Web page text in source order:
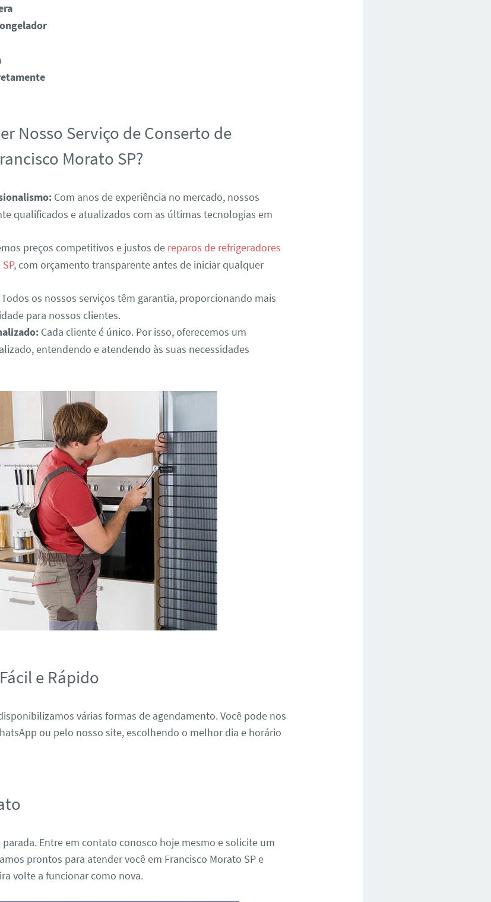
Nosso Serviço de Conserto de
Morato SP?
Com anos de experiência no mercado, nossos
qualificados e atualizados com as últimas tecnologias em
preços competitivos e justos de reparos de refrigeradores
, com orçamento transparente antes de iniciar qualquer
os nossos serviços têm garantia, proporcionando mais
para nossos clientes.
Cada cliente é único. Por isso, oferecemos um
entendendo e atendendo às suas necessidades
e Rápido
várias formas de agendamento. Você pode nos
ou pelo nosso site, escolhendo o melhor dia e horário
parada. Entre em contato conosco hoje mesmo e solicite um
prontos para atender você em Francisco Morato SP e
volte a funcionar como nova.